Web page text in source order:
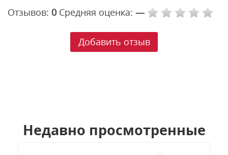
Отзывов: 0 Средняя оценка: —
Добавить отзыв
Недавно просмотренные